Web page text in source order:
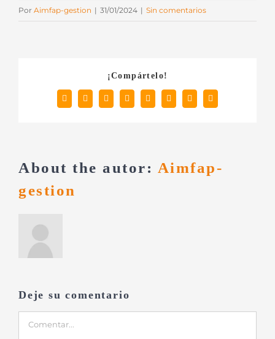
Por Aimfap-gestion | 31/01/2024 | Sin comentarios
¡Compártelo!
Facebook
X RedditLinkedInTumblrPinterest
Vk
Correo
electrónico
About the autor: Aimfap-
gestion
Deje su comentario
Comentar